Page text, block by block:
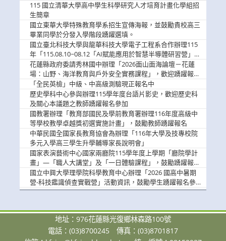
115 國立清華大學高中學生科學研究人才培育計畫化學組招
生簡章
國立東華大學特殊教育學系招生宣傳海報，並鼓勵貴校高三
畢業同學於分發入學階段踴躍選填。
國立臺北科技大學與龍華科技大學電子工程系合作辦理115
年「115.08.10~08.12「AI賦能應用於智慧半導體研習營」，
歡迎學生踴躍報名參加
花蓮縣政府委請秀林國中辦理「2026面山面海論壇－花蓮
場：山野、海洋教育與戶外安全實務課程」，歡迎踴躍報名
參加
「全民英檢」中級、中高級測驗現正報名中
歷史學科中心參與辦理115學年度台語片影史，歡迎歷史科
及關心本議題之教師踴躍報名參加
國教署辦理「教育部國民及學前教育署辦理116年度高級中
等學校教學卓越獎初選實施計畫」，鼓勵教師踴躍報名
中華民國全國家長教育協會為辦理「116年大學及技專校院
多元入學高三學生升學輔導家長說明會」
國家表演藝術中心國家兩廳院115學年度上學期「廳院學計
畫」—「職人大講堂」及「一日體驗課程」，鼓勵踴躍報名
參與。
國立中興大學理學院科學教育中心辦理「2026 國高中暑期
營-科技鑑識偵查實戰營」活動資訊，鼓勵學生踴躍報名參
加。
地址：976花蓮縣光復鄉林森路100號
電話：(03)8700245
傳真：(03)8701817